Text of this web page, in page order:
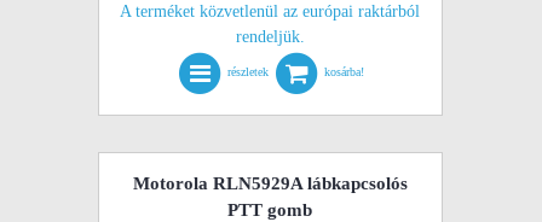
A terméket közvetlenül az európai raktárból
rendeljük.
részletek kosárba!
Motorola RLN5929A lábkapcsolós
PTT gomb